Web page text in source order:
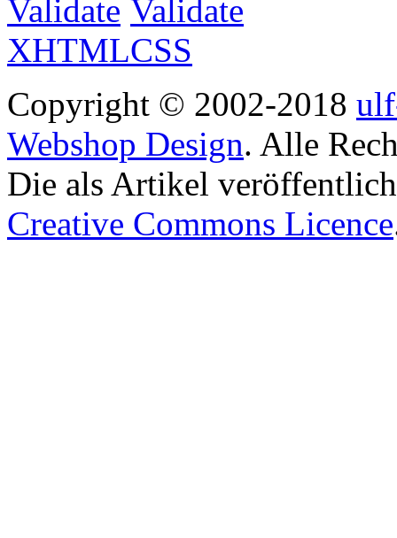
Copyright © 2002-2018
Webshop Design. Alle
Die als Artikel
Creative Commons Licence